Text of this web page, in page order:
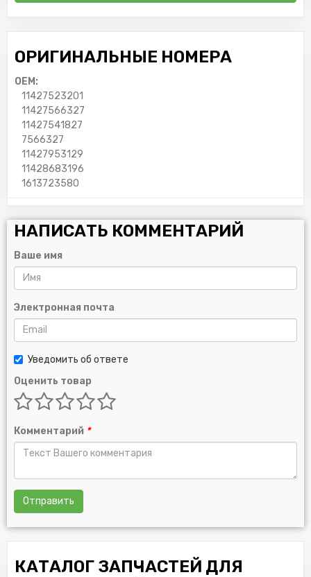
ОРИГИНАЛЬНЫЕ НОМЕРА
OEM:
11427523201
11427566327
11427541827
7566327
11427953129
11428683196
1613723580
НАПИСАТЬ КОММЕНТАРИЙ
Ваше имя
Электронная почта
Уведомить об ответе
Оценить товар
Комментарий *
Отправить
КАТАЛОГ ЗАПЧАСТЕЙ ДЛЯ